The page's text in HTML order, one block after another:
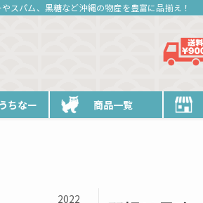
スパム、黒糖など沖縄の物産を豊富に品揃え！
ちなー 商品一覧
2022